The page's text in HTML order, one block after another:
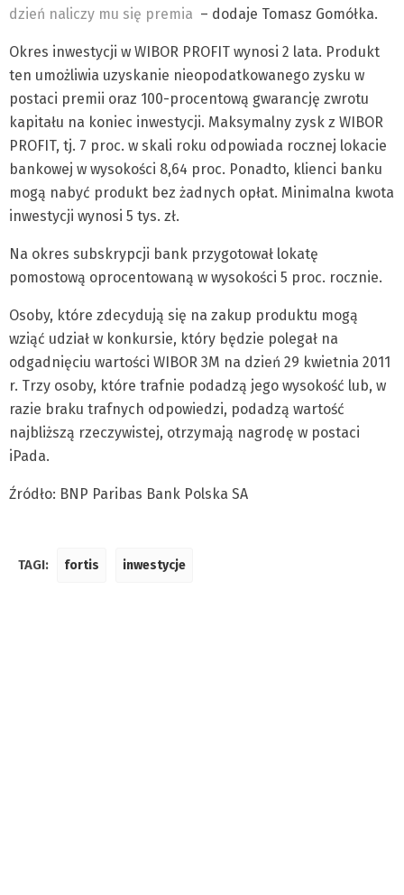
dzień naliczy mu się premia – dodaje Tomasz Gomółka.
Okres inwestycji w WIBOR PROFIT wynosi 2 lata. Produkt
ten umożliwia uzyskanie nieopodatkowanego zysku w
postaci premii oraz 100-procentową gwarancję zwrotu
kapitału na koniec inwestycji. Maksymalny zysk z WIBOR
PROFIT, tj. 7 proc. w skali roku odpowiada rocznej lokacie
bankowej w wysokości 8,64 proc. Ponadto, klienci banku
mogą nabyć produkt bez żadnych opłat. Minimalna kwota
inwestycji wynosi 5 tys. zł.
Na okres subskrypcji bank przygotował lokatę
pomostową oprocentowaną w wysokości 5 proc. rocznie.
Osoby, które zdecydują się na zakup produktu mogą
wziąć udział w konkursie, który będzie polegał na
odgadnięciu wartości WIBOR 3M na dzień 29 kwietnia 2011
r. Trzy osoby, które trafnie podadzą jego wysokość lub, w
razie braku trafnych odpowiedzi, podadzą wartość
najbliższą rzeczywistej, otrzymają nagrodę w postaci
iPada.
Źródło: BNP Paribas Bank Polska SA
TAGI: fortis inwestycje